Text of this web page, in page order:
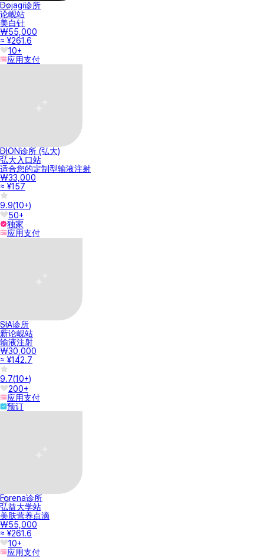
Dojagi诊所
论岘站
美白针
₩55,000
≈ ¥261.6
10+
应用支付
DION诊所 (弘大)
弘大入口站
适合您的定制型输液注射
₩33,000
≈ ¥157
9.9(10+)
50+
独家
应用支付
SIA诊所
新论岘站
输液注射
₩30,000
≈ ¥142.7
9.7(10+)
200+
应用支付
预订
Forena诊所
弘益大学站
美肤营养点滴
₩55,000
≈ ¥261.6
10+
应用支付